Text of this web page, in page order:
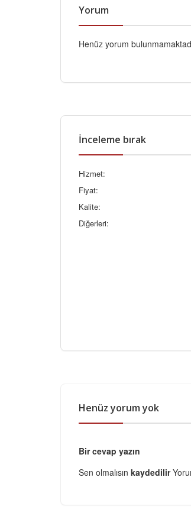
Yorum
Henüz yorum
İnceleme bırak
Hizmet:
Fiyat:
Kalite:
Diğerleri:
Henüz yorum yok
Bir cevap yazın
Sen olmalısın kaydedilir